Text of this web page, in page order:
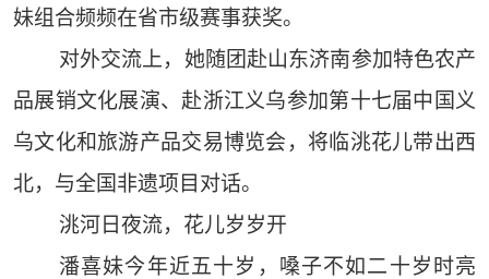
妹组合频频在省市级赛事获奖。
对外交流上，她随团赴山东济南参加特色农产
品展销文化展演、赴浙江义乌参加第十七届中国义
乌文化和旅游产品交易博览会，将临洮花儿带出西
北，与全国非遗项目对话。
洮河日夜流，花儿岁岁开
潘喜妹今年近五十岁，嗓子不如二十岁时亮